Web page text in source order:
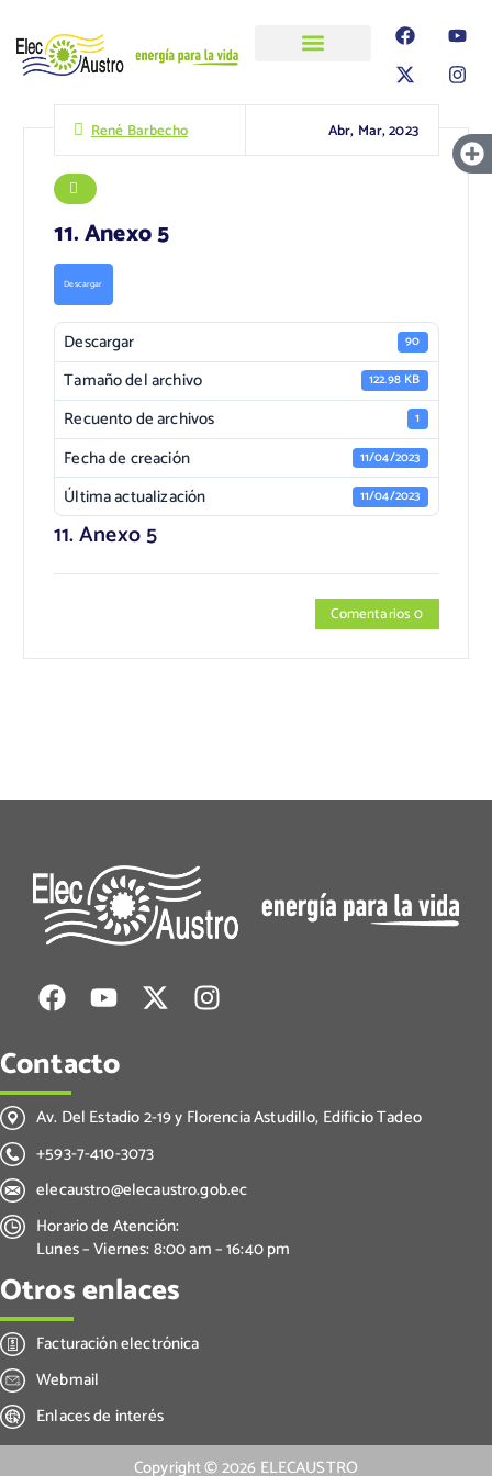
René Barbecho Abr, Mar, 2023
11. Anexo 5
Descargar
Descargar 90
Tamaño del archivo 122.98 KB
Recuento de archivos 1
Fecha de creación 11/04/2023
Última actualización 11/04/2023
11. Anexo 5
Comentarios 0
Contacto
Av. Del Estadio 2-19 y Florencia Astudillo, Edificio Tadeo
+593-7-410-3073
elecaustro@elecaustro.gob.ec
Horario de Atención:
Lunes – Viernes: 8:00 am – 16:40 pm
Otros enlaces
Facturación electrónica
Webmail
Enlaces de interés
Copyright ©2026 ELECAUSTRO